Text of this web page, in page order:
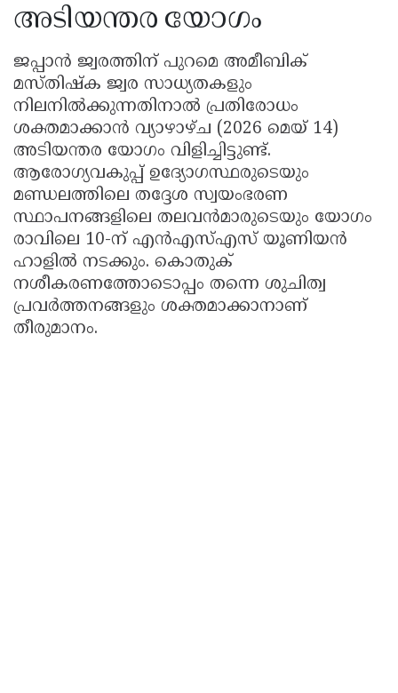
അടിയന്തര യോഗം
ജപ്പാൻ ജ്വരത്തിന് പുറമെ അമീബിക്
മസ്തിഷ്ക ജ്വര സാധ്യതകളും
നിലനിൽക്കുന്നതിനാൽ പ്രതിരോധം
ശക്തമാക്കാൻ വ്യാഴാഴ്ച (2026 മെയ് 14)
അടിയന്തര യോഗം വിളിച്ചിട്ടുണ്ട്.
ആരോഗ്യവകുപ്പ് ഉദ്യോഗസ്ഥരുടെയും
മണ്ഡലത്തിലെ തദ്ദേശ സ്വയംഭരണ
സ്ഥാപനങ്ങളിലെ തലവൻമാരുടെയും യോഗം
രാവിലെ 10-ന് എൻഎസ്എസ് യൂണിയൻ
ഹാളിൽ നടക്കും. കൊതുക്
നശീകരണത്തോടൊപ്പം തന്നെ ശുചിത്വ
പ്രവർത്തനങ്ങളും ശക്തമാക്കാനാണ്
തീരുമാനം.